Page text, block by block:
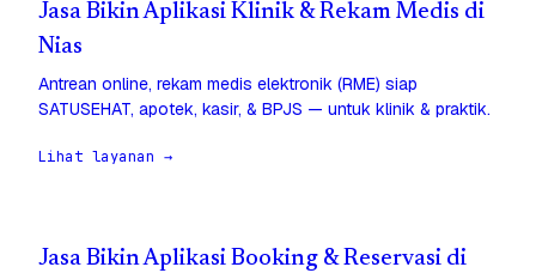
Jasa Bikin Aplikasi Klinik & Rekam Medis di
Nias
Antrean online, rekam medis elektronik (RME) siap
SATUSEHAT, apotek, kasir, & BPJS — untuk klinik & praktik.
Lihat layanan →
Jasa Bikin Aplikasi Booking & Reservasi di